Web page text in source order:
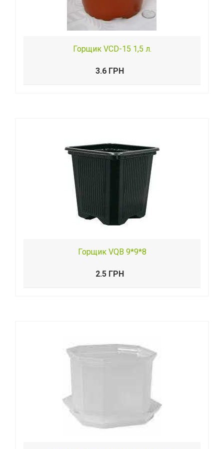
Горщик VCD-15 1,5 л.
3.6 ГРН
Горщик VQB 9*9*8
2.5 ГРН